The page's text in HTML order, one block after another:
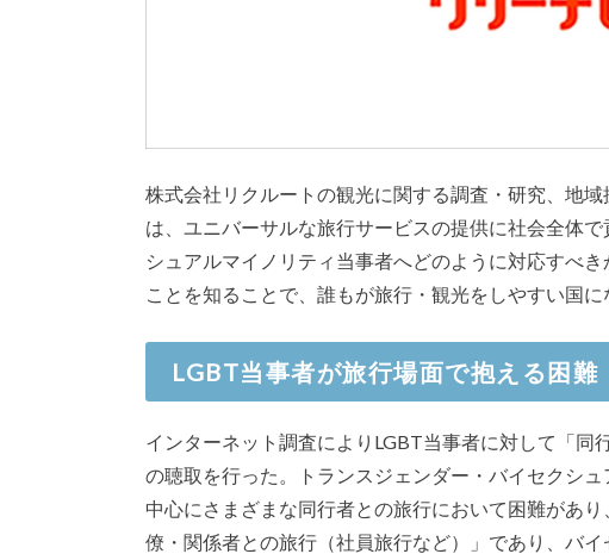
株式会社リクルートの観光に関する調査・研究、地
は、ユニバーサルな旅行サービスの提供に社会全体
シュアルマイノリティ当事者へどのように対応すべ
ことを知ることで、誰もが旅行・観光をしやすい国に
LGBT当事者が旅行場面で抱える困難
インターネット調査によりLGBT当事者に対して「同
の聴取を行った。トランスジェンダー・バイセクシ
中心にさまざまな同行者との旅行において困難があ
僚・関係者との旅行（社員旅行など）」であり、バ